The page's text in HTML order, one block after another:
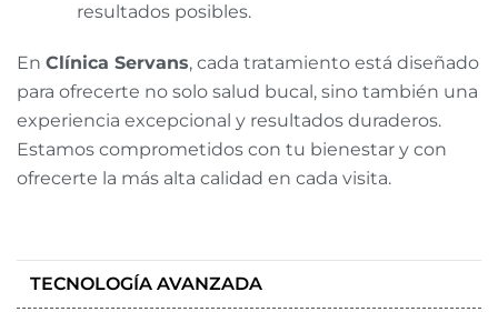
TECNOLOGÍA AVANZADA
resultados posibles.
En Clínica Servans, cada tratamiento está diseñado
para ofrecerte no solo salud bucal, sino también una
experiencia excepcional y resultados duraderos.
Estamos comprometidos con tu bienestar y con
ofrecerte la más alta calidad en cada visita.